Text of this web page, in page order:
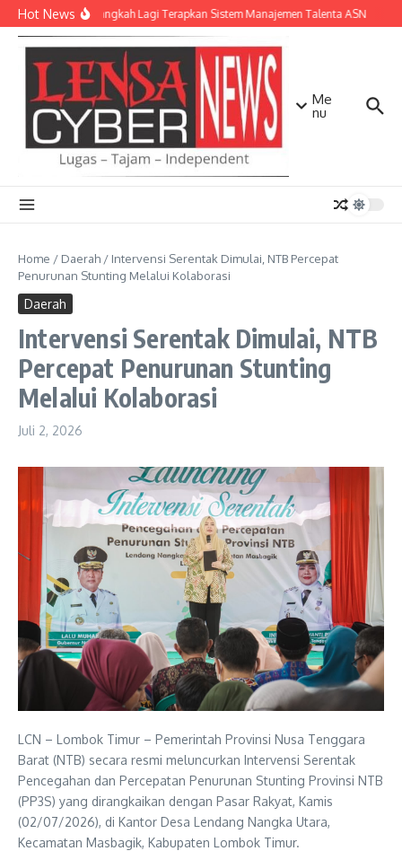
Lewati ke konten
Hot NewsNTB Selangkah Lagi Terapkan Sistem Manajemen Talenta ASN
Me
nu
Home / Daerah / Intervensi Serentak Dimulai, NTB Percepat
Penurunan Stunting Melalui Kolaborasi
Daerah
Intervensi Serentak Dimulai, NTB
Percepat Penurunan Stunting
Melalui Kolaborasi
Juli 2, 2026
LCN – Lombok Timur – Pemerintah Provinsi Nusa Tenggara
Barat (NTB) secara resmi meluncurkan Intervensi Serentak
Pencegahan dan Percepatan Penurunan Stunting Provinsi NTB
(PP3S) yang dirangkaikan dengan Pasar Rakyat, Kamis
(02/07/2026), di Kantor Desa Lendang Nangka Utara,
Kecamatan Masbagik, Kabupaten Lombok Timur.